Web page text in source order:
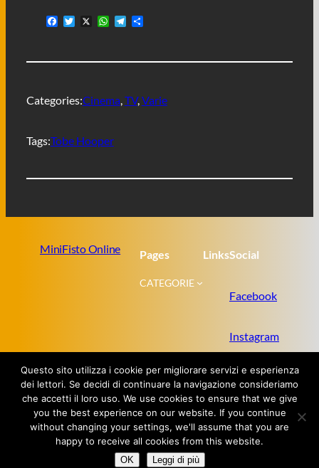
F
b
k
T
t
X
W
s
p
T
g
m
C
i
d
Categories:Cinema, TV, Varie
Tags:Tobe Hooper
MiniFisto Online Pages
CATEGORIE
LinksSocial
Facebook
Instagram
Twitter
Proudly powered by WordPress
Questo sito utilizza i cookie per migliorare servizi e esperienza
dei lettori. Se decidi di continuare la navigazione consideriamo
che accetti il loro uso. We use cookies to ensure that we give
you the best experience on our website. If you continue
without changing your settings, we'll assume that you are
happy to receive all cookies from this website.
OK Leggi di più